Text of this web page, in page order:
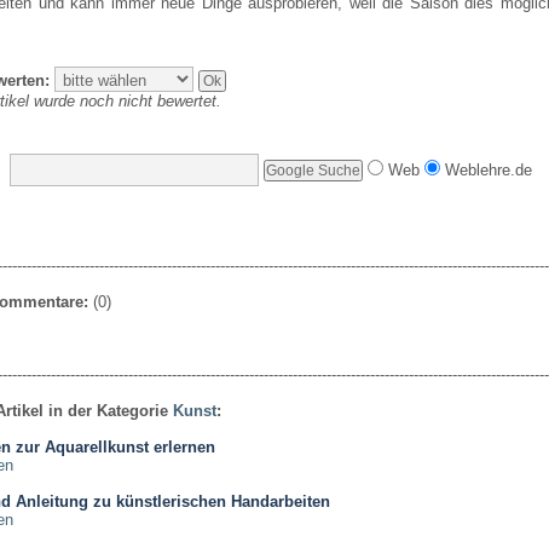
wurde noch nicht bewertet.
Web Weblehre.de
(0)
in der Kategorie Kunst:
zur Aquarellkunst erlernen
Anleitung zu künstlerischen Handarbeiten